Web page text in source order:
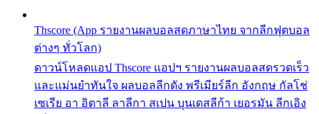
Thscore (App รายงานผลบอลสดภาษาไทย จากลีกฟุตบอล
ต่างๆ ทั่วโลก)
ดาวน์โหลดแอป Thscore แอปฯ รายงานผลบอลสดรวดเร็ว
และแม่นยำทันใจ ผลบอลลีกดัง พรีเมียร์ลีก อังกฤษ กัลโช่
เซเรีย อา อิตาลี ลาลีกา สเปน บุนเดสลีก้า เยอรมัน ลีกเอิง